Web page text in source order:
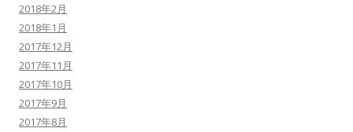
2018年2月
2018年1月
2017年12月
2017年11月
2017年10月
2017年9月
2017年8月